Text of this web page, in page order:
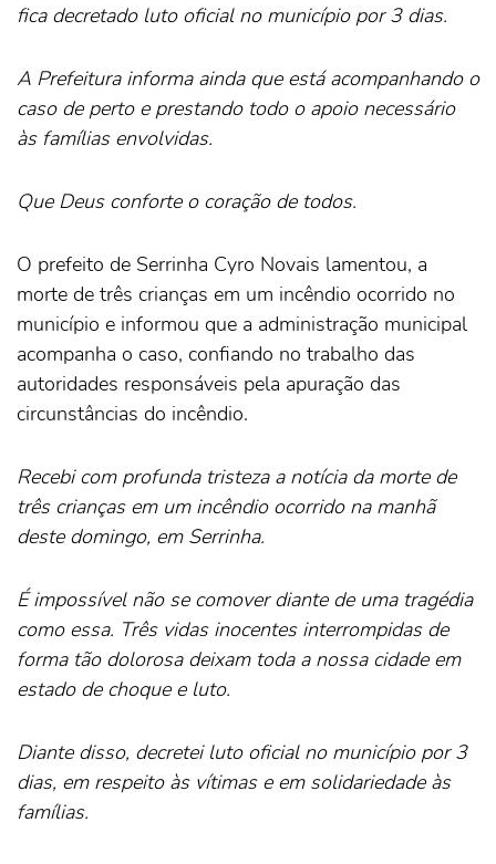
fica decretado luto oficial no município por 3 dias.
A Prefeitura informa ainda que está acompanhando o
caso de perto e prestando todo o apoio necessário
às famílias envolvidas.
Que Deus conforte o coração de todos.
O prefeito de Serrinha Cyro Novais lamentou, a
morte de três crianças em um incêndio ocorrido no
município e informou que a administração municipal
acompanha o caso, confiando no trabalho das
autoridades responsáveis pela apuração das
circunstâncias do incêndio.
Recebi com profunda tristeza a notícia da morte de
três crianças em um incêndio ocorrido na manhã
deste domingo, em Serrinha.
É impossível não se comover diante de uma tragédia
como essa. Três vidas inocentes interrompidas de
forma tão dolorosa deixam toda a nossa cidade em
estado de choque e luto.
Diante disso, decretei luto oficial no município por 3
dias, em respeito às vítimas e em solidariedade às
famílias.